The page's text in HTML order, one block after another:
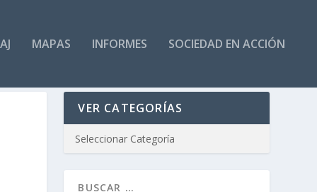
MAPAS INFORMES SOCIEDAD EN ACCIÓN
VER CATEGORÍAS